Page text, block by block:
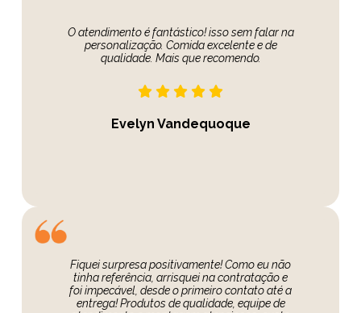
O atendimento é fantástico! isso sem falar na
personalização. Comida excelente e de
qualidade. Mais que recomendo.
Evelyn Vandequoque
Fiquei surpresa positivamente! Como eu não
tinha referência, arrisquei na contratação e
foi impecável, desde o primeiro contato até a
entrega! Produtos de qualidade, equipe de